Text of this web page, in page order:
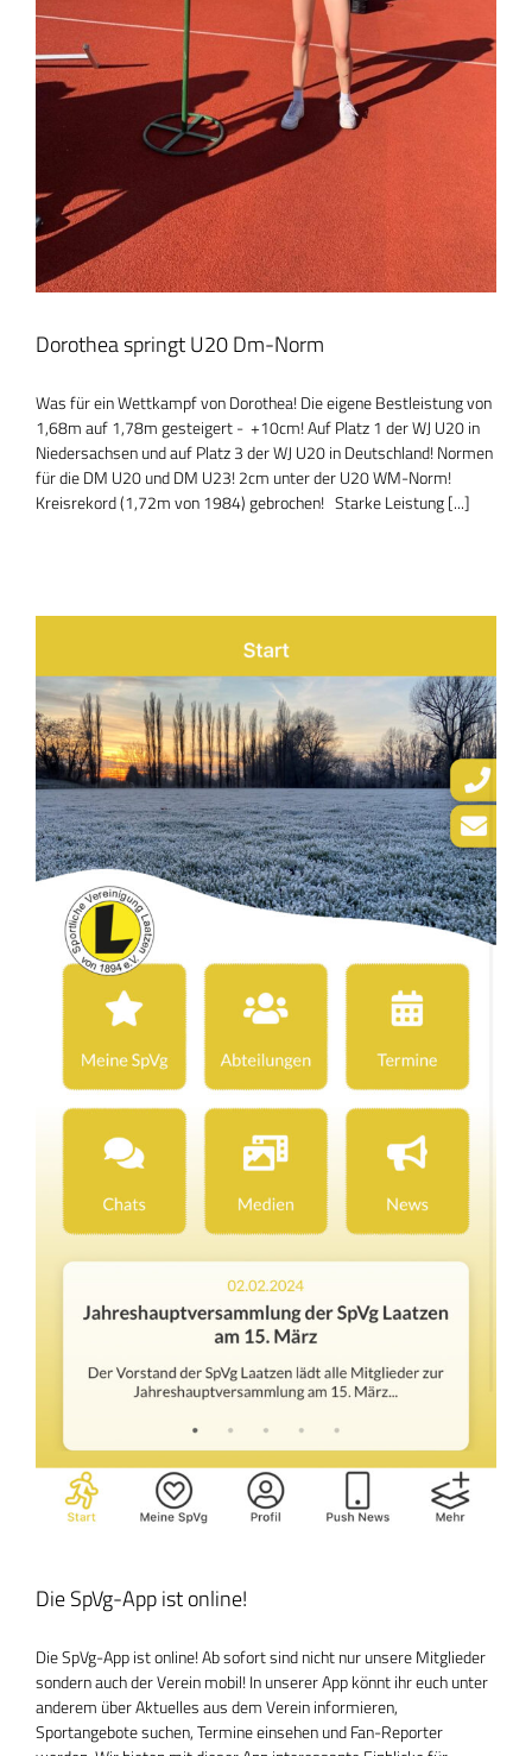
Dorothea springt U20 Dm-Norm
Was für ein Wettkampf von Dorothea! Die eigene Bestleistung von
1,68m auf 1,78m gesteigert - +10cm! Auf Platz 1 der WJ U20 in
Niedersachsen und auf Platz 3 der WJ U20 in Deutschland! Normen
für die DM U20 und DM U23! 2cm unter der U20 WM-Norm!
Kreisrekord (1,72m von 1984) gebrochen! Starke Leistung [...]
Die SpVg-App ist online!
Die SpVg-App ist online! Ab sofort sind nicht nur unsere Mitglieder
sondern auch der Verein mobil! In unserer App könnt ihr euch unter
anderem über Aktuelles aus dem Verein informieren,
Sportangebote suchen, Termine einsehen und Fan-Reporter